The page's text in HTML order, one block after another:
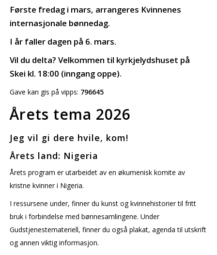
Første fredag i mars, arrangeres Kvinnenes
internasjonale bønnedag.
I år faller dagen på 6. mars.
Vil du delta? Velkommen til kyrkjelydshuset på
Skei kl. 18:00 (inngang oppe).
Gave kan gis på vipps: 796645
Årets tema 2026
Jeg vil gi dere hvile, kom!
Årets land: Nigeria
Årets program er utarbeidet av en økumenisk komite av
kristne kvinner i Nigeria.
I ressursene under, finner du kunst og kvinnehistorier til fritt
bruk i forbindelse med bønnesamlingene. Under
Gudstjenestemateriell, finner du også plakat, agenda til utskrift
og annen viktig informasjon.